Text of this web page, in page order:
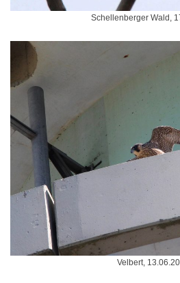
Schellenberger Wald,
Velbert,